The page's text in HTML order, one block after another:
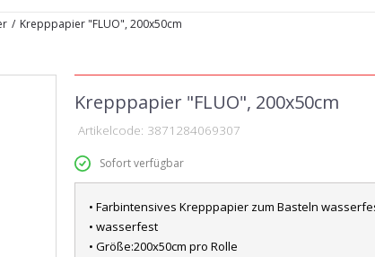
Krepppapier "FLUO", 200x50cm
Krepppapier "FLUO", 200x50cm
Artikelcode: 3871284069307
Sofort verfügbar
• Farbintensives Krepppapier zum Basteln
• wasserfest
• Größe:200x50cm pro Rolle